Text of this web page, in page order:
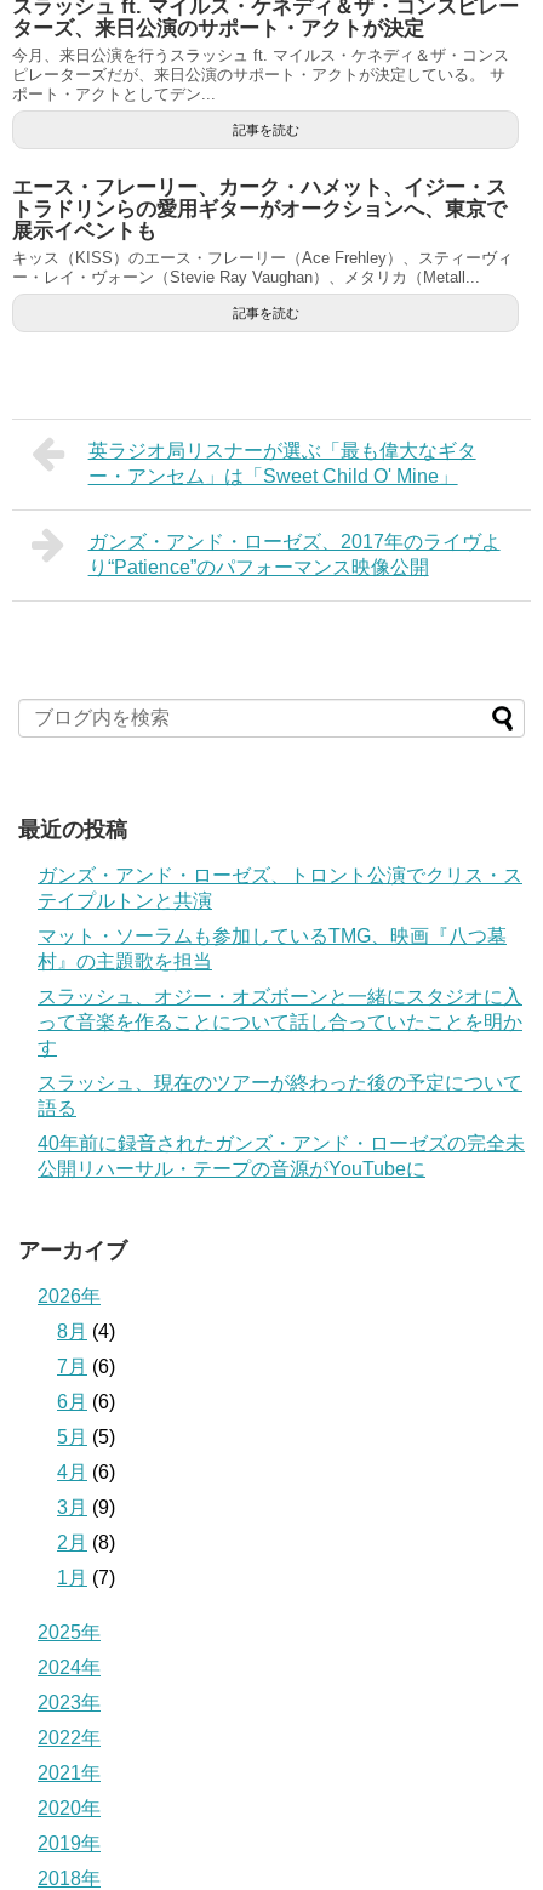
スラッシュ ft. マイルス・ケネディ＆ザ・コンスピレー
ターズ、来日公演のサポート・アクトが決定
今月、来日公演を行うスラッシュ ft. マイルス・ケネディ＆ザ・コンス
ピレーターズだが、来日公演のサポート・アクトが決定している。 サ
ポート・アクトとしてデン...
記事を読む
エース・フレーリー、カーク・ハメット、イジー・ス
トラドリンらの愛用ギターがオークションへ、東京で
展示イベントも
キッス（KISS）のエース・フレーリー（Ace Frehley）、スティーヴィ
ー・レイ・ヴォーン（Stevie Ray Vaughan）、メタリカ（Metall...
記事を読む
英ラジオ局リスナーが選ぶ「最も偉大なギタ
ー・アンセム」は「Sweet Child O' Mine」
ガンズ・アンド・ローゼズ、2017年のライヴよ
り“Patience”のパフォーマンス映像公開
最近の投稿
ガンズ・アンド・ローゼズ、トロント公演でクリス・ス
テイプルトンと共演
マット・ソーラムも参加しているTMG、映画『八つ墓
村』の主題歌を担当
スラッシュ、オジー・オズボーンと一緒にスタジオに入
って音楽を作ることについて話し合っていたことを明か
す
スラッシュ、現在のツアーが終わった後の予定について
語る
40年前に録音されたガンズ・アンド・ローゼズの完全未
公開リハーサル・テープの音源がYouTubeに
アーカイブ
2026年
8月 (4)
7月 (6)
6月 (6)
5月 (5)
4月 (6)
3月 (9)
2月 (8)
1月 (7)
2025年
2024年
2023年
2022年
2021年
2020年
2019年
2018年